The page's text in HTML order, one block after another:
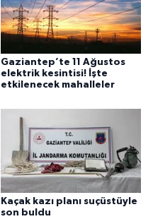
Gaziantep’te 11 Ağustos
elektrik kesintisi! İşte
etkilenecek mahalleler
Kaçak kazı planı suçüstüyle
son buldu